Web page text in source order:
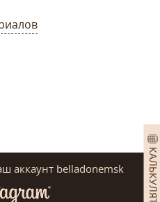
аккаунт belladonemsk